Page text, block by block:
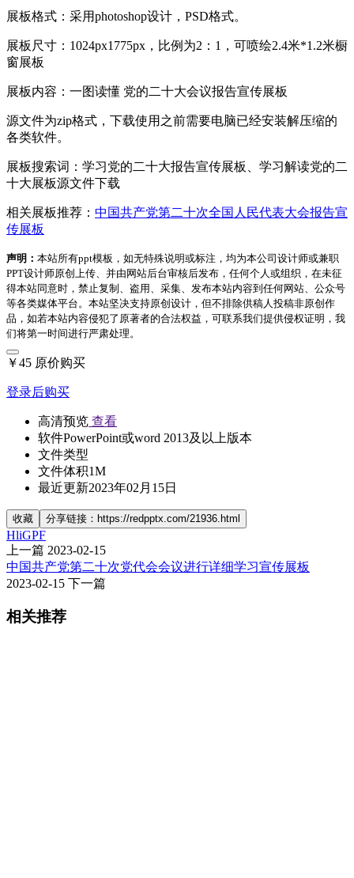
展板格式：采用photoshop设计，PSD格式。
展板尺寸：1024px1775px，比例为2：1，可喷绘2.4米*1.2米橱
窗展板
展板内容：一图读懂 党的二十大会议报告宣传展板
源文件为zip格式，下载使用之前需要电脑已经安装解压缩的
各类软件。
展板搜索词：学习党的二十大报告宣传展板、学习解读党的二
十大展板源文件下载
相关展板推荐： 中国共产党第二十次全国人民代表大会报告宣
传展板
声明： 本站所有ppt模板，如无特殊说明或标注，均为本公司设计师或兼职
PPT设计师原创上传、并由网站后台审核后发布，任何个人或组织，在未征
得本站同意时，禁止复制、盗用、采集、发布本站内容到任何网站、公众号
等各类媒体平台。本站坚决支持原创设计，但不排除供稿人投稿非原创作
品，如若本站内容侵犯了原著者的合法权益，可联系我们提供侵权证明，我
们将第一时间进行严肃处理。
￥45 原价购买
登录后购买
高清预览 查看
软件PowerPoint或word 2013及以上版本
文件类型
文件体积1M
最近更新2023年02月15日
收藏 分享链接：https://redpptx.com/21936.html
HliGPF
上一篇 2023-02-15
中国共产党第二十次党代会会议进行详细学习宣传展板
2023-02-15 下一篇
相关推荐